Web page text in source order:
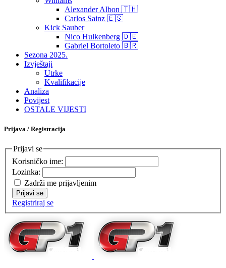
Alexander Albon 🇹🇭
Carlos Sainz 🇪🇸
Kick Sauber
Nico Hulkenberg 🇩🇪
Gabriel Bortoleto 🇧🇷
Sezona 2025.
Izvještaji
Utrke
Kvalifikacije
Analiza
Povijest
OSTALE VIJESTI
Prijava / Registracija
Prijavi se
Korisničko ime:
Lozinka:
Zadrži me prijavljenim
Prijavi se
Registriraj se